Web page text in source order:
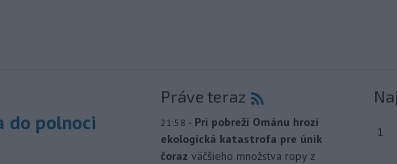
do polnoci
Práve teraz
21:58 - Pri pobreží Ománu hrozí
ekologická katastrofa pre únik
čoraz väčšieho množstva ropy z
1